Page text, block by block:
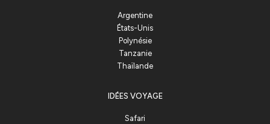
Argentine
États-Unis
Polynésie
Tanzanie
Thaïlande
IDÉES VOYAGE
Safari